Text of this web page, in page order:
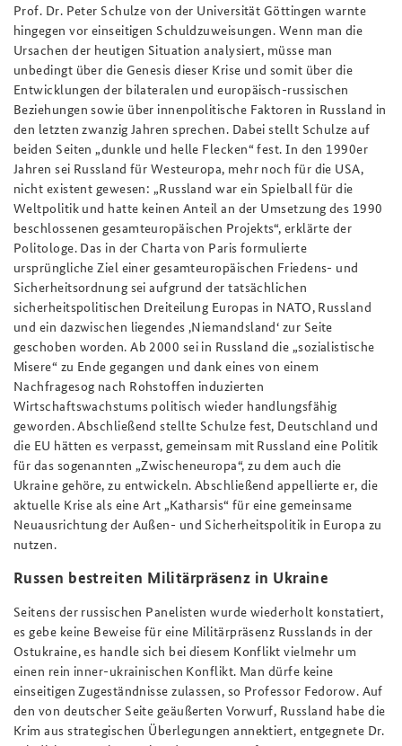
Prof. Dr. Peter Schulze von der Universität Göttingen warnte
hingegen vor einseitigen Schuldzuweisungen. Wenn man die
Ursachen der heutigen Situation analysiert, müsse man
unbedingt über die Genesis dieser Krise und somit über die
Entwicklungen der bilateralen und europäisch-russischen
Beziehungen sowie über innenpolitische Faktoren in Russland in
den letzten zwanzig Jahren sprechen. Dabei stellt Schulze auf
beiden Seiten „dunkle und helle Flecken“ fest. In den 1990er
Jahren sei Russland für Westeuropa, mehr noch für die USA,
nicht existent gewesen: „Russland war ein Spielball für die
Weltpolitik und hatte keinen Anteil an der Umsetzung des 1990
beschlossenen gesamteuropäischen Projekts“, erklärte der
Politologe. Das in der Charta von Paris formulierte
ursprüngliche Ziel einer gesamteuropäischen Friedens- und
Sicherheitsordnung sei aufgrund der tatsächlichen
sicherheitspolitischen Dreiteilung Europas in NATO, Russland
und ein dazwischen liegendes ‚Niemandsland‘ zur Seite
geschoben worden. Ab 2000 sei in Russland die „sozialistische
Misere“ zu Ende gegangen und dank eines von einem
Nachfragesog nach Rohstoffen induzierten
Wirtschaftswachstums politisch wieder handlungsfähig
geworden. Abschließend stellte Schulze fest, Deutschland und
die EU hätten es verpasst, gemeinsam mit Russland eine Politik
für das sogenannten „Zwischeneuropa“, zu dem auch die
Ukraine gehöre, zu entwickeln. Abschließend appellierte er, die
aktuelle Krise als eine Art „Katharsis“ für eine gemeinsame
Neuausrichtung der Außen- und Sicherheitspolitik in Europa zu
nutzen.
Russen bestreiten Militärpräsenz in Ukraine
Seitens der russischen Panelisten wurde wiederholt konstatiert,
es gebe keine Beweise für eine Militärpräsenz Russlands in der
Ostukraine, es handle sich bei diesem Konflikt vielmehr um
einen rein inner-ukrainischen Konflikt. Man dürfe keine
einseitigen Zugeständnisse zulassen, so Professor Fedorow. Auf
den von deutscher Seite geäußerten Vorwurf, Russland habe die
Krim aus strategischen Überlegungen annektiert, entgegnete Dr.